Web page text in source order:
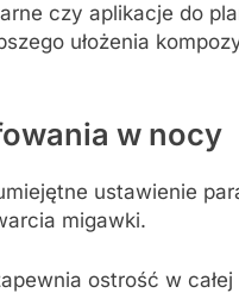
czy aplikacje do
ułożenia
w nocy
ustawienie
migawki.
ostrość w